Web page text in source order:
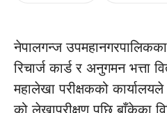
नेपालगन्ज उपमहानगरपालिकका
रिचार्ज कार्ड र अनुगमन
महालेखा परीक्षकको
को लेखापरीक्षण पछि बाँकेका